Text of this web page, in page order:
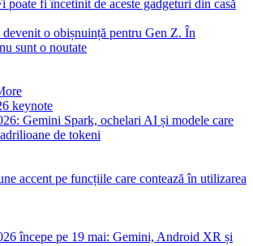
poate fi încetinit de aceste gadgeturi din casă
devenit o obișnuință pentru Gen Z. În
sunt o noutate
Gemini Spark, ochelari AI și modele care
de tokeni
accent pe funcțiile care contează în utilizarea
începe pe 19 mai: Gemini, Android XR și